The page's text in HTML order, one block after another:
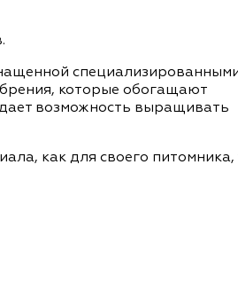
которые обогащают
возможность выращивать
как для своего питомника,